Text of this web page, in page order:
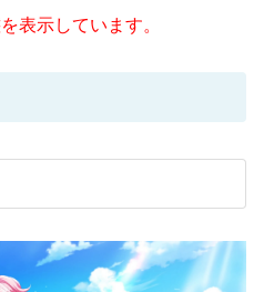
表示しています。